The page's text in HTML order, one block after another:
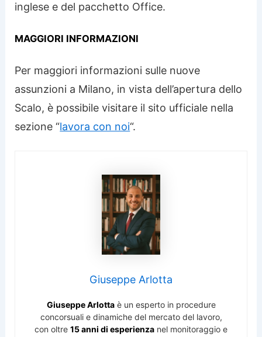
inglese e del pacchetto Office.
MAGGIORI INFORMAZIONI
Per maggiori informazioni sulle nuove
assunzioni a Milano, in vista dell’apertura dello
Scalo, è possibile visitare il sito ufficiale nella
sezione “lavora con noi“.
Giuseppe Arlotta
Giuseppe Arlottaè un esperto in procedure
concorsuali e dinamiche del mercato del lavoro,
con oltre 15 anni di esperienza nel monitoraggio e